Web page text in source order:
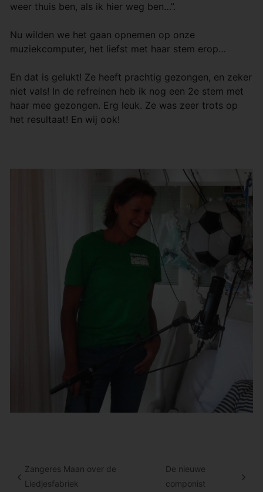
weer thuis ben, als ik hier weg ben…”.
Nu wilden we het gaan opnemen op onze
muziekcomputer, het liefst met haar stem erop…
En dat is gelukt! Ze heeft prachtig gezongen, en zeker
niet vals! In de refreinen heb ik nog een 2e stem met
haar mee gezongen. Erg leuk. Ze was zeer trots op
het resultaat! En wij ook!
Zangeres Maan over de
Liedjesfabriek
De nieuwe
componist